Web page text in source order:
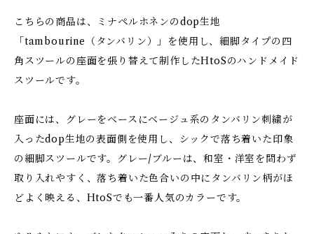
こちらの商品は、ミナペルホネンのdop生地
「tambourine（タンバリン）」を使用し、細脚タイプの四
角スツールの座面を張り替えて制作したHtoSのハンドメイド
スツールです。
座面には、グレーをベースにベージュ系のタンバリン刺繍が
入ったdop生地の表面側を使用し、シックで落ち着いた印象
の細脚スツールです。グレー/ブルーは、和室・洋室を問わず
取り入れやすく、落ち着いた色合いの中にタンバリン柄がほ
どよく映える、HtoSでも一番人気のカラーです。